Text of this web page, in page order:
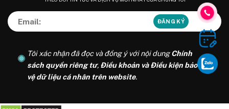
Tôi xác nhận đã đọc và đồng ý với nội dungChính
sách quyền riêng tư, Điều khoản và Điều kiện bảo
vệ dữ liệu cá nhân trên website.